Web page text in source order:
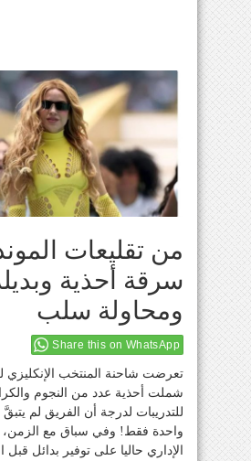
من تقليعات
سرقة أحذية
ومحاولة سلب
Share this on WhatsApp
تعرضت شاحنة المنتخب الإنكليزي
شملت أحذية عدد من النجوم
للتدريبات لدرجة أن الفريق لم
واحدة فقط! وفي سباق مع الزمن،
الإداري حاليا على توفير بدائل